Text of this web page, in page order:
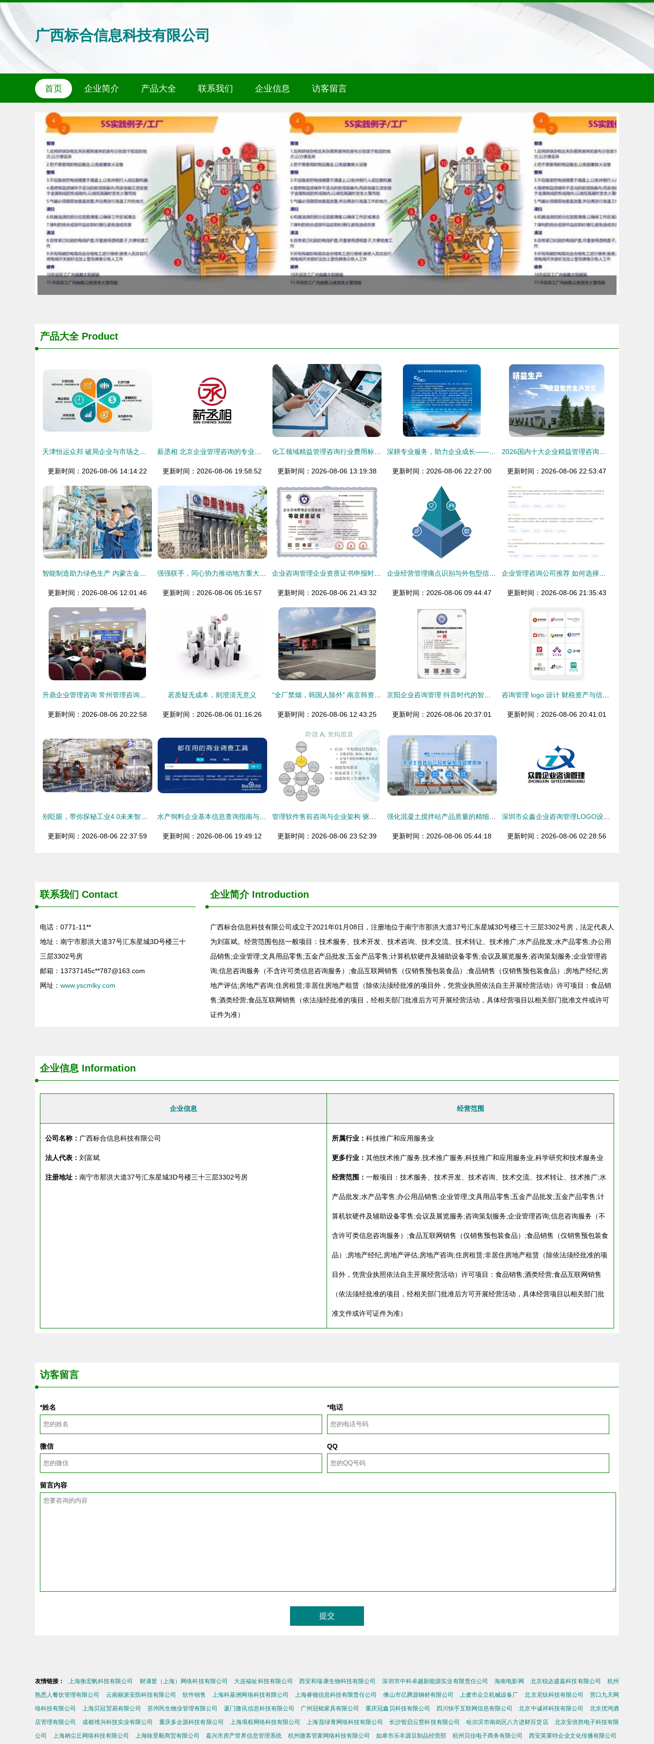
广西标合信息科技有限公司
首页 企业简介 产品大全 联系我们 企业信息 访客留言
产品大全Product
更新时间：2026-08-06 14:14:22 更新时间：2026-08-06 19:58:52 更新时间：2026-08-06 13:19:38 更新时间：2026-08-06 22:27:00 更新时间：2026-08-06 22:53:47
更新时间：2026-08-06 12:01:46 更新时间：2026-08-06 05:16:57 更新时间：2026-08-06 21:43:32 更新时间：2026-08-06 09:44:47 更新时间：2026-08-06 21:35:43
更新时间：2026-08-06 20:22:58
若质疑无成本，则澄清无意义
更新时间：2026-08-06 01:16:26 更新时间：2026-08-06 12:43:25 更新时间：2026-08-06 20:37:01 更新时间：2026-08-06 20:41:01
更新时间：2026-08-06 22:37:59 更新时间：2026-08-06 19:49:12 更新时间：2026-08-06 23:52:39 更新时间：2026-08-06 05:44:18 更新时间：2026-08-06 02:28:56
联系我们 Contact
电话：0771-11**
地址：南宁市那洪大道37号汇东星城3D号楼三十
三层3302号房
邮箱：13737145c**787@163.com
网址： www.yscmlky.com
企业简介Introduction
广西标合信息科技有限公司成立于2021年01月08日，注册地位于南宁市那洪大道37号汇东星城3D号楼三十三层3302号房，法定代表人
为刘富斌。经营范围包括一般项目：技术服务、技术开发、技术咨询、技术交流、技术转让、技术推广;水产品批发;水产品零售;办公用
品销售;企业管理;文具用品零售;五金产品批发;五金产品零售;计算机软硬件及辅助设备零售;会议及展览服务;咨询策划服务;企业管理咨
询;信息咨询服务（不含许可类信息咨询服务）;食品互联网销售（仅销售预包装食品）;食品销售（仅销售预包装食品）;房地产经纪;房
地产评估;房地产咨询;住房租赁;非居住房地产租赁（除依法须经批准的项目外，凭营业执照依法自主开展经营活动）许可项目：食品销
售;酒类经营;食品互联网销售（依法须经批准的项目，经相关部门批准后方可开展经营活动，具体经营项目以相关部门批准文件或许可
证件为准）
企业信息 Information
企业信息 经营范围
公司名称： 广西标合信息科技有限公司
法人代表： 刘富斌
注册地址： 南宁市那洪大道37号汇东星城3D号楼三十三层3302号房
所属行业： 科技推广和应用服务业
更多行业： 其他技术推广服务,技术推广服务,科技推广和应用服务业,科学研究和技术服务业
经营范围： 一般项目：技术服务、技术开发、技术咨询、技术交流、技术转让、技术推广;水
产品批发;水产品零售;办公用品销售;企业管理;文具用品零售;五金产品批发;五金产品零售;计
算机软硬件及辅助设备零售;会议及展览服务;咨询策划服务;企业管理咨询;信息咨询服务（不
含许可类信息咨询服务）;食品互联网销售（仅销售预包装食品）;食品销售（仅销售预包装食
品）;房地产经纪;房地产评估;房地产咨询;住房租赁;非居住房地产租赁（除依法须经批准的项
目外，凭营业执照依法自主开展经营活动）许可项目：食品销售;酒类经营;食品互联网销售
（依法须经批准的项目，经相关部门批准后方可开展经营活动，具体经营项目以相关部门批
准文件或许可证件为准）
访客留言
*姓名 *电话
微信 QQ
留言内容
友情链接： 上海衡宏帆科技有限公司 财满筐（上海）网络科技有限公司 大连福祉科技有限公司 西安和瑞康生物科技有限公司 深圳市中科卓越新能源实业有限责任公司 海南电影网 北京锐达盛嘉科技有限公司
杭州
熟悉人餐饮管理有限公司
云南丽派安防科技有限公司 软件销售 上海科基洲网络科技有限公司 上海睿顿信息科技有限责任公司 佛山市亿腾源钢材有限公司 上虞市众立机械设备厂 北京尼钛科技有限公司
营口九天网
络科技有限公司
上海贝冠贸易有限公司 苏州民生物业管理有限公司 厦门微讯信息科技有限公司 广州冠铭家具有限公司 重庆冠鑫贝科技有限公司 四川快手互联网信息有限公司 北京中诚祥科技有限公司
北京优鸿酒
店管理有限公司
成都维兴科技实业有限公司 重庆多企源科技有限公司 上海垠权网络科技有限公司 上海茄绿青网络科技有限公司 长沙智启云慧科技有限公司 哈尔滨市南岗区八方进财百货店
北京安倍胜电子科技有限
公司
上海衲尘丘网络科技有限公司 上海咏景毅商贸有限公司 嘉兴市房产世界信息管理系统 杭州微客管家网络科技有限公司 如皋市乐丰源豆制品经营部 杭州贝佳电子商务有限公司 西安英莱特企业文化传播有限公司